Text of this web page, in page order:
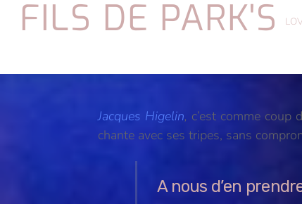
SkipFILS DE PARK'S
Jacques Higelin, c’est comme coup
chante avec ses tripes, sans
A nous d’en